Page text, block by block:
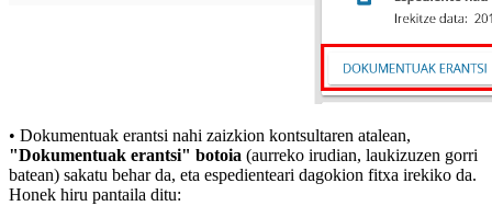
• Dokumentuak erantsi nahi zaizkion kontsultaren atalean,
"Dokumentuak erantsi" botoia (aurreko irudian, laukizuzen gorri
batean) sakatu behar da, eta espedienteari dagokion fitxa irekiko da.
Honek hiru pantaila ditu: